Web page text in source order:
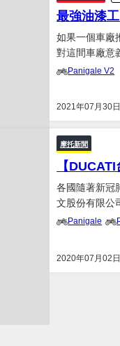
最強油漆
2021年07月30日
如果一個車廠
對這間車廠意
淵源斐淺的車
Panigale V2
摩托新聞
【
2020年07月02日
各國隨著新冠
文股份有限公
Panigale